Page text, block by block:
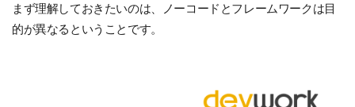
まず理解しておきたいのは、ノーコードとフレームワークは目
的が異なるということです。